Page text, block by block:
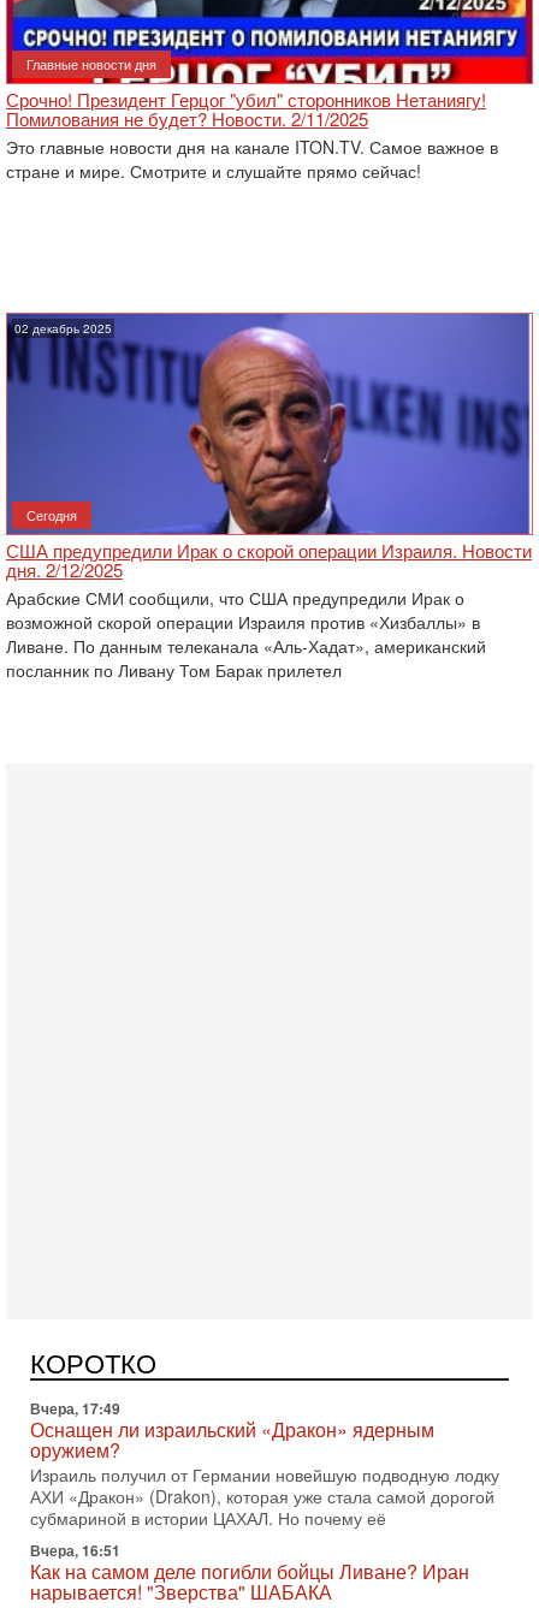
Главные новости дня
Срочно! Президент Герцог "убил" сторонников Нетаниягу!
Помилования не будет? Новости. 2/11/2025
Это главные новости дня на канале ITON.TV. Самое важное в
стране и мире. Смотрите и слушайте прямо сейчас!
02 декабрь 2025
Сегодня
США предупредили Ирак о скорой операции Израиля. Новости
дня. 2/12/2025
Арабские СМИ сообщили, что США предупредили Ирак о
возможной скорой операции Израиля против «Хизбаллы» в
Ливане. По данным телеканала «Аль-Хадат», американский
посланник по Ливану Том Барак прилетел
КОРОТКО
еврейский политический альянс? Что произойдет с
политическим раскладом сил, если арабский список
Вчера, 17:49
Оснащен ли израильский «Дракон» ядерным
оружием?
Израиль получил от Германии новейшую подводную лодку
АХИ «Дракон» (Drakon), которая уже стала самой дорогой
субмариной в истории ЦАХАЛ. Но почему её
Вчера, 16:51
Как на самом деле погибли бойцы Ливане? Иран
нарывается! "Зверства" ШАБАКА